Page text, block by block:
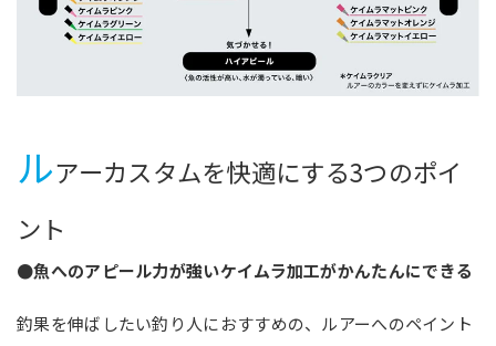
ルアーカスタムを快適にする3つのポイ
ント
●魚へのアピール力が強いケイムラ加工がかんたんにできる
釣果を伸ばしたい釣り人におすすめの、ルアーへのペイント